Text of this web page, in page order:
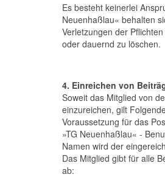
Es besteht keinerlei
Neuenhaßlau« behalten
Verletzungen der
oder dauernd zu löschen.
4. Einreichen von
Soweit das Mitglied von
einzureichen, gilt
Voraussetzung für das
»TG Neuenhaßlau« -
Namen wird der
Das Mitglied gibt für alle
ab: